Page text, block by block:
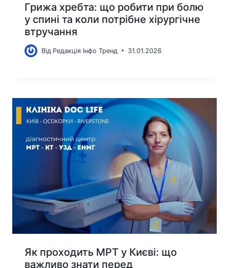
Грижа хребта: що робити при болю
у спині та коли потрібне хірургічне
втручання
Від Редакція Інфо Тренд 31.01.2026
Як проходить МРТ у Києві: що
важливо знати перед